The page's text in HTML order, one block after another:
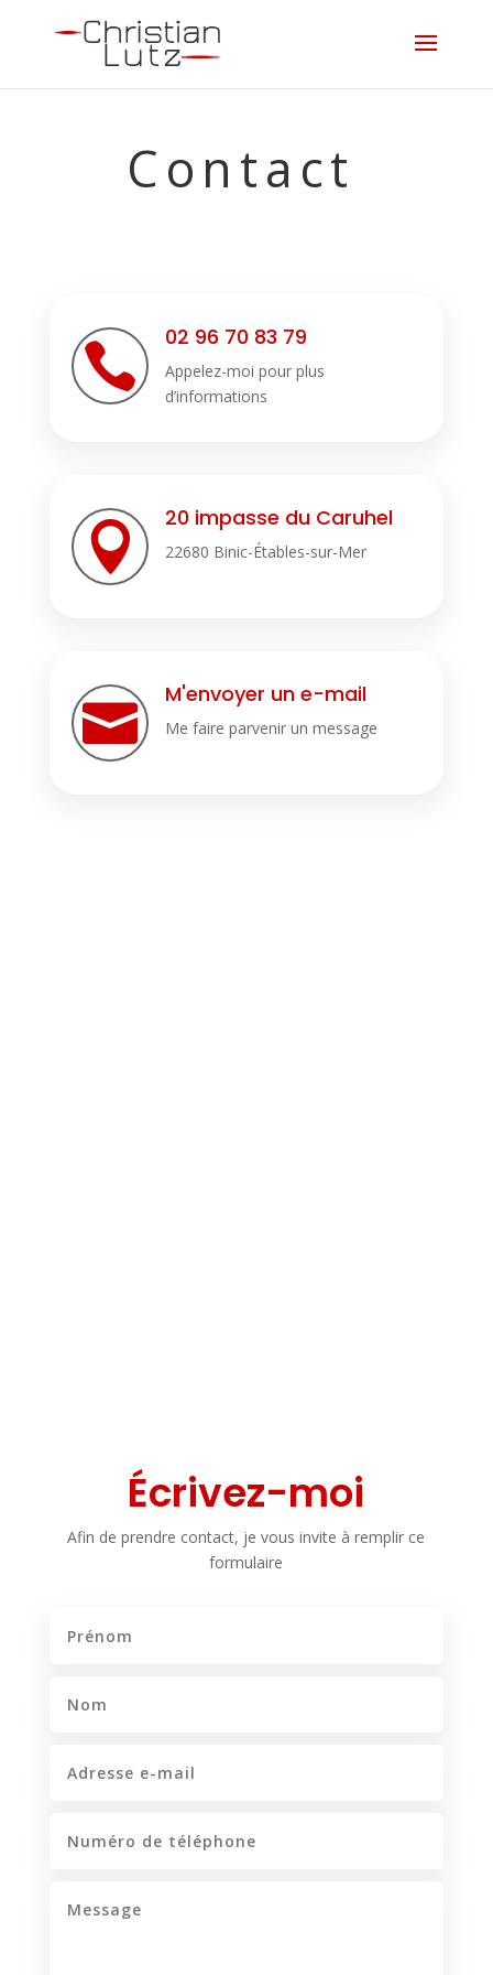
Contact

02 96 70 83 79
Appelez-moi pour plus
d’informations

20 impasse du Caruhel
22680 Binic-Étables-sur-Mer

M'envoyer un e-mail
Me faire parvenir un message
Écrivez-moi
Afin de prendre contact, je vous invite à remplir ce
formulaire